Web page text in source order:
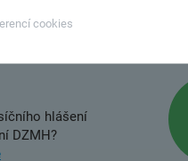
cookies
hlášení
DZMH?